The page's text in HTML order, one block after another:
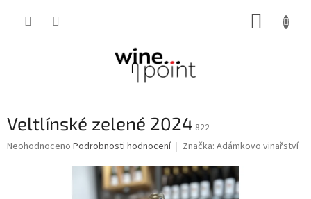
Veltlínské zelené 2024 822
Průměrné
Neohodnoceno Podrobnosti hodnocení Značka: Adámkovo vinařství